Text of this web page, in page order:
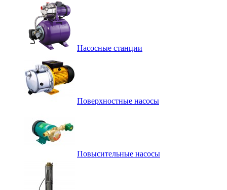
Насосные станции
Поверхностные насосы
Повысительные насосы